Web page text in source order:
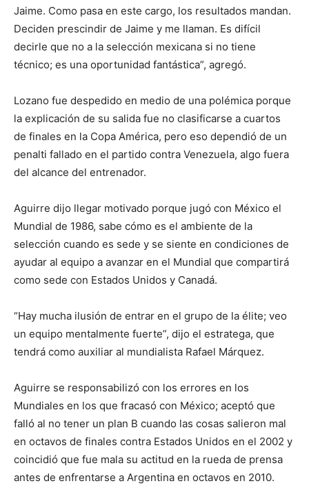
Jaime. Como pasa en este cargo, los resultados mandan.
Deciden prescindir de Jaime y me llaman. Es difícil
decirle que no a la selección mexicana si no tiene
técnico; es una oportunidad fantástica”, agregó.
Lozano fue despedido en medio de una polémica porque
la explicación de su salida fue no clasificarse a cuartos
de finales en la Copa América, pero eso dependió de un
penalti fallado en el partido contra Venezuela, algo fuera
del alcance del entrenador.
Aguirre dijo llegar motivado porque jugó con México el
Mundial de 1986, sabe cómo es el ambiente de la
selección cuando es sede y se siente en condiciones de
ayudar al equipo a avanzar en el Mundial que compartirá
como sede con Estados Unidos y Canadá.
“Hay mucha ilusión de entrar en el grupo de la élite; veo
un equipo mentalmente fuerte”, dijo el estratega, que
tendrá como auxiliar al mundialista Rafael Márquez.
Aguirre se responsabilizó con los errores en los
Mundiales en los que fracasó con México; aceptó que
falló al no tener un plan B cuando las cosas salieron mal
en octavos de finales contra Estados Unidos en el 2002 y
coincidió que fue mala su actitud en la rueda de prensa
antes de enfrentarse a Argentina en octavos en 2010.